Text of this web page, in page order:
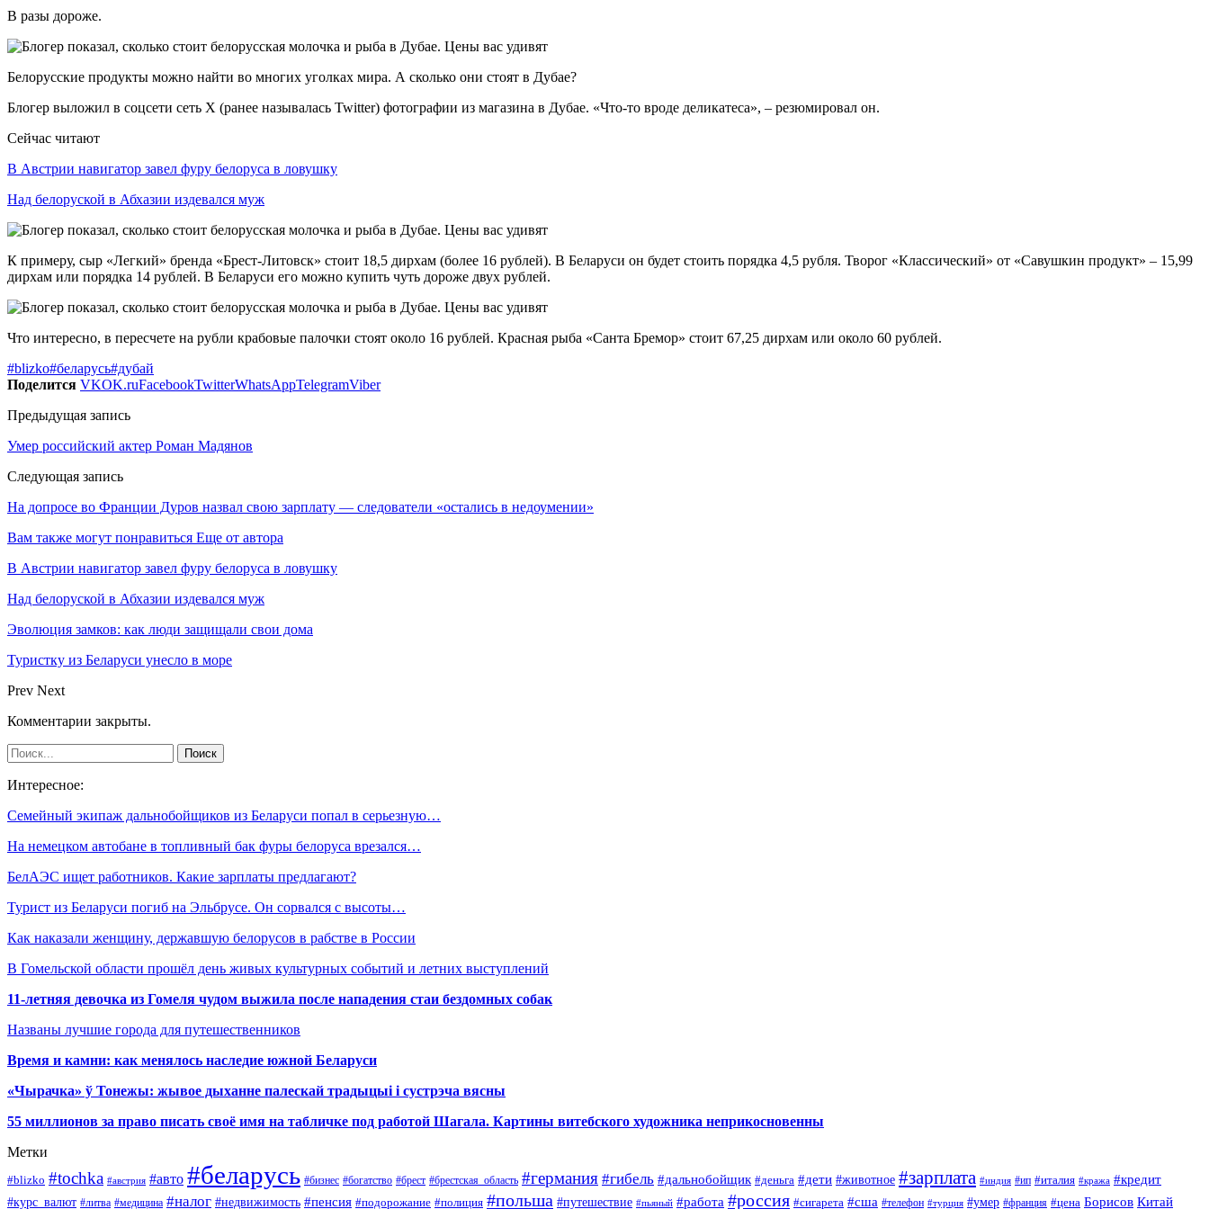
В разы дороже.
Белорусские продукты можно найти во многих уголках мира. А сколько они стоят в Дубае?
Блогер выложил в соцсети сеть X (ранее называлась Twitter) фотографии из магазина в Дубае. «Что-то вроде деликатеса», – резюмировал он.
Сейчас читают
В Австрии навигатор завел фуру белоруса в ловушку
Над белоруской в Абхазии издевался муж
К примеру, сыр «Легкий» бренда «Брест-Литовск» стоит 18,5 дирхам (более 16 рублей). В Беларуси он будет стоить порядка 4,5 рубля. Творог «Классический» от «Савушкин продукт» – 15,99
дирхам или порядка 14 рублей. В Беларуси его можно купить чуть дороже двух рублей.
Что интересно, в пересчете на рубли крабовые палочки стоят около 16 рублей. Красная рыба «Санта Бремор» стоит 67,25 дирхам или около 60 рублей.
#blizko#беларусь#дубай
Поделится VKOK.ruFacebookTwitterWhatsAppTelegramViber
Предыдущая запись
Умер российский актер Роман Мадянов
Следующая запись
На допросе во Франции Дуров назвал свою зарплату — следователи «остались в недоумении»
Вам также могут понравиться Еще от автора
В Австрии навигатор завел фуру белоруса в ловушку
Над белоруской в Абхазии издевался муж
Эволюция замков: как люди защищали свои дома
Туристку из Беларуси унесло в море
Prev Next
Комментарии закрыты.
Интересное:
Семейный экипаж дальнобойщиков из Беларуси попал в серьезную…
На немецком автобане в топливный бак фуры белоруса врезался…
БелАЭС ищет работников. Какие зарплаты предлагают?
Турист из Беларуси погиб на Эльбрусе. Он сорвался с высоты…
Как наказали женщину, державшую белорусов в рабстве в России
В Гомельской области прошёл день живых культурных событий и летних выступлений
11-летняя девочка из Гомеля чудом выжила после нападения стаи бездомных собак
Названы лучшие города для путешественников
Время и камни: как менялось наследие южной Беларуси
«Чырачка» ў Тонежы: жывое дыханне палескай традыцыі і сустрэча вясны
55 миллионов за право писать своё имя на табличке под работой Шагала. Картины витебского художника неприкосновенны
Метки
#blizko #tochka #австрия #авто #беларусь #бизнес #богатство #брест #брестская_область #германия #гибель #дальнобойщик #деньга #дети #животное #зарплата #индия #ип #италия #кража #кредит
#курс_валют #литва #медицина #налог #недвижимость #пенсия #подорожание #полиция #польша #путешествие #пьяный #работа #россия #сигарета #сша #телефон #турция #умер #франция #цена Борисов Китай